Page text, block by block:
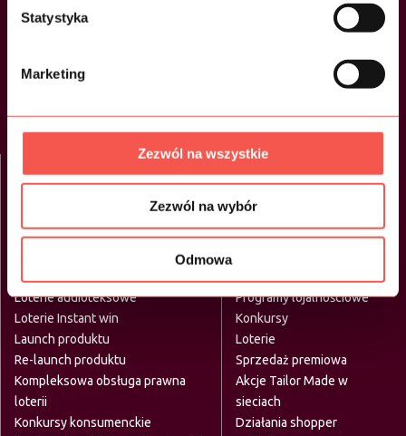
Statystyka
Marketing
Zezwól na wszystkie
Zezwól na wybór
Odmowa
Menu
Oferta
Co robimy
Działania B2C
Loterie promocyjne
Loterie audioteksowe
Loterie Instant win
Launch produktu
Re-launch produktu
Kompleksowa obsługa prawna
loterii
Konkursy konsumenckie
Działania B2C
Programy lojalnościowe
Konkursy
Loterie
Sprzedaż premiowa
Akcje Tailor Made w
sieciach
Działania shopper